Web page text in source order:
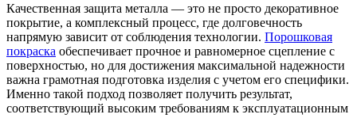
Качественная защита металла — это не просто декоративное
покрытие, а комплексный процесс, где долговечность
напрямую зависит от соблюдения технологии. Порошковая
покраска обеспечивает прочное и равномерное сцепление с
поверхностью, но для достижения максимальной надежности
важна грамотная подготовка изделия с учетом его специфики.
Именно такой подход позволяет получить результат,
соответствующий высоким требованиям к эксплуатационным